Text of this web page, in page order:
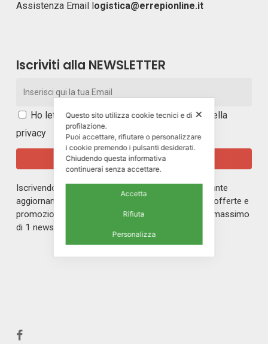
Assistenza Email ogistica@errepionline.it
Iscriviti alla NEWSLETTER
Ho letto e accetto itermini e le condizioni della
privacy
Iscrivendoti alla nostra newsletter rimarrai in costante
aggiornamento sul mondo di ERREPI, sulle nuove offerte e
promozioni riservate ai nostri iscritti. Riceverai un massimo
di 1 newsletter al mese.
facebook
✕
Questo sito utilizza cookie tecnici e di
profilazione.
Puoi accettare, rifiutare o personalizzare
i cookie premendo i pulsanti desiderati.
Chiudendo questa informativa
continuerai senza accettare.
Accetta
Rifiuta
Personalizza